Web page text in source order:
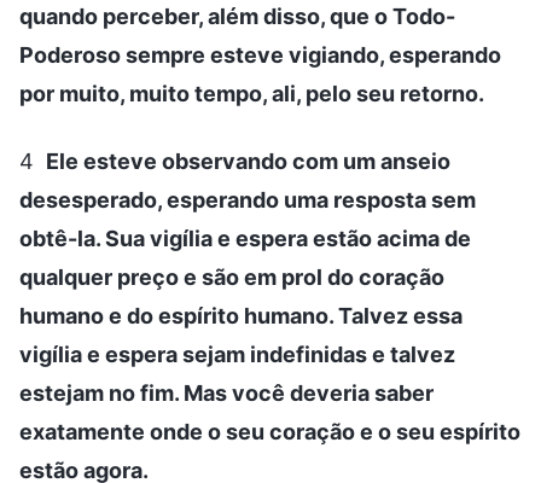
quando perceber, além disso, que o Todo-
Poderoso sempre esteve vigiando, esperando
por muito, muito tempo, ali, pelo seu retorno.
4 Ele esteve observando com um anseio
desesperado, esperando uma resposta sem
obtê-la. Sua vigília e espera estão acima de
qualquer preço e são em prol do coração
humano e do espírito humano. Talvez essa
vigília e espera sejam indefinidas e talvez
estejam no fim. Mas você deveria saber
exatamente onde o seu coração e o seu espírito
estão agora.